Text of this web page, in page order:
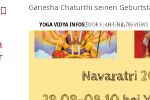
Ganesha Chaturthi seinen
YOGA VIDYA INFOS VOR 6 JAHREN 786 VIEWS